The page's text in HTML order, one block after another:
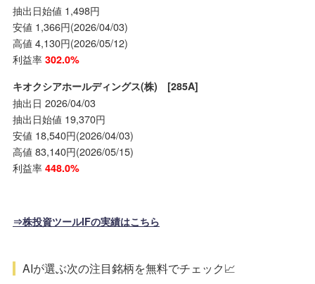
抽出日始値 1,498円
安値 1,366円(2026/04/03)
高値 4,130円(2026/05/12)
利益率 302.0%
キオクシアホールディングス(株) [285A]
抽出日 2026/04/03
抽出日始値 19,370円
安値 18,540円(2026/04/03)
高値 83,140円(2026/05/15)
利益率 448.0%
⇒株投資ツールIFの実績はこちら
AIが選ぶ次の注目銘柄を無料でチェック📈